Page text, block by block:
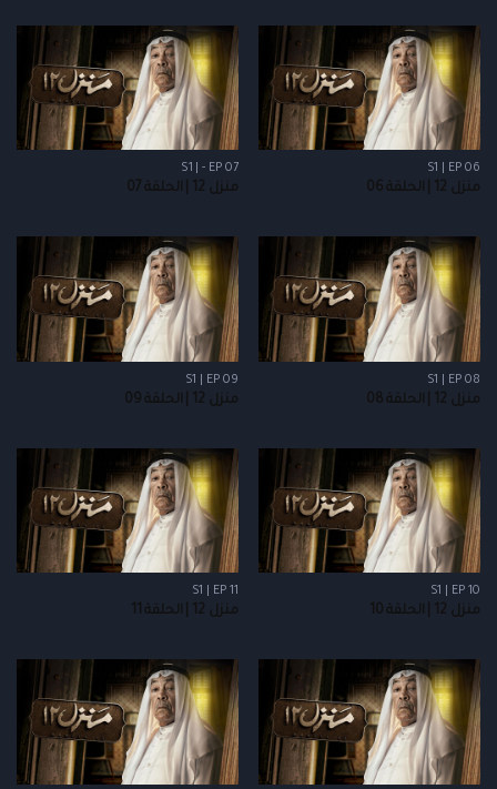
S1 | EP 06
منزل 12 | الحلقة 06
S1 | - EP 07
منزل 12 | الحلقة 07
S1 | EP 08
منزل 12 | الحلقة 08
S1 | EP 09
منزل 12 | الحلقة 09
S1 | EP 10
منزل 12 | الحلقة 10
S1 | EP 11
منزل 12 | الحلقة 11